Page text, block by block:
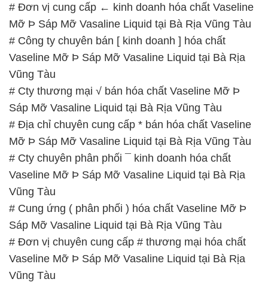
# Đơn vị cung cấp ← kinh doanh hóa chất Vaseline
Mỡ Þ Sáp Mỡ Vasaline Liquid tại Bà Rịa Vũng Tàu
# Công ty chuyên bán [ kinh doanh ] hóa chất
Vaseline Mỡ Þ Sáp Mỡ Vasaline Liquid tại Bà Rịa
Vũng Tàu
# Cty thương mại √ bán hóa chất Vaseline Mỡ Þ
Sáp Mỡ Vasaline Liquid tại Bà Rịa Vũng Tàu
# Địa chỉ chuyên cung cấp * bán hóa chất Vaseline
Mỡ Þ Sáp Mỡ Vasaline Liquid tại Bà Rịa Vũng Tàu
# Cty chuyên phân phối ¯ kinh doanh hóa chất
Vaseline Mỡ Þ Sáp Mỡ Vasaline Liquid tại Bà Rịa
Vũng Tàu
# Cung ứng ( phân phối ) hóa chất Vaseline Mỡ Þ
Sáp Mỡ Vasaline Liquid tại Bà Rịa Vũng Tàu
# Đơn vị chuyên cung cấp # thương mại hóa chất
Vaseline Mỡ Þ Sáp Mỡ Vasaline Liquid tại Bà Rịa
Vũng Tàu